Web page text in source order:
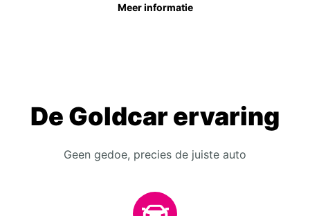
Meer informatie
De Goldcar ervaring
Geen gedoe, precies de juiste auto